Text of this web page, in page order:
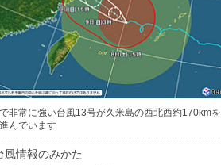
非常に強い台風13号が久米島の西北西約170kmを
んでいます
風情報のみかた